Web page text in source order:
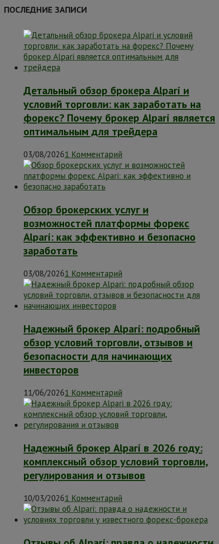
ПОСЛЕДНИЕ ЗАПИСИ
Детальный обзор брокера Alpari и
условий торговли: как заработать на
форекс? Почему брокер Alpari является
оптимальным для трейдера
03/08/20261 Комментарий
Обзор брокерских услуг и
возможностей платформы форекс
Alpari: как эффективно и безопасно
заработать
03/08/20261 Комментарий
Надежный брокер Alpari: подробный
обзор условий торговли, отзывов и
безопасности для начинающих
инвесторов
11/06/20261 Комментарий
Надежный брокер Alpari в 2026 году:
комплексный обзор условий торговли,
регулирования и отзывов
10/03/20261 Комментарий